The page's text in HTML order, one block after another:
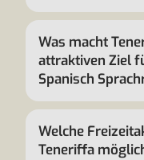
Was macht
attraktiven Ziel
Spanisch
Welche
Teneriffa